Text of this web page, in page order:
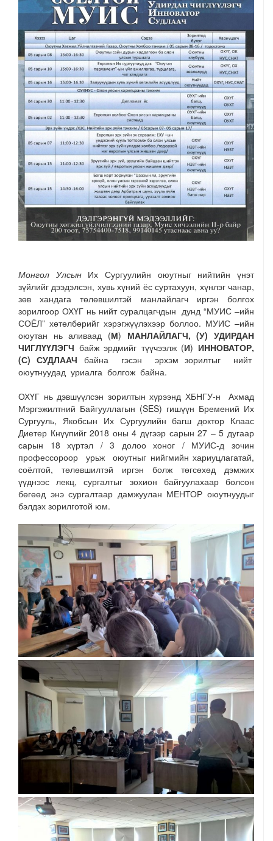
Монгол Улсын Их Сургуулийн оюутныг нийтийн үнэт
зүйлийг дээдэлсэн, хувь хүний ёс суртахуун, хүнлэг чанар,
зөв хандага төлөвшилтэй манлайлагч иргэн болгох
зорилгоор ОХҮГ нь нийт суралцагчдын дунд “МУИС –ийн
СОЁЛ” хөтөлбөрийг хэрэгжүүлэхээр боллоо. МУИС –ийн
оюутан нь аливаад (М) МАНЛАЙЛАГЧ,(У) УДИРДАН
ЧИГЛҮҮЛЭГЧ байж эрдмийг түүчээлж (И) ИННОВАТОР,
(С) СУДЛААЧ байна гэсэн эрхэм зорилтыг нийт
оюутнуудад уриалга болгож байна.
ОХҮГ нь дэвшүүлсэн зорилтын хүрээнд ХБНГУ-н Ахмад
Мэргэжилтний Байгууллагын (SES) гишүүн Бремений Их
Сургууль, Якобсын Их Сургуулийн багш доктор Клаас
Диетер Кнүүпийг 2018 оны 4 дүгээр сарын 27 – 5 дугаар
сарын 18 хүртэл / 3 долоо хоног / МУИС-д зочин
профессороор урьж оюутныг нийгмийн хариуцлагатай,
соёлтой, төлөвшилтэй иргэн болж төгсөхөд дэмжих
үүднээс лекц, сургалтыг зохион байгуулахаар болсон
бөгөөд энэ сургалтаар дамжуулан МЕНТОР оюутнуудыг
бэлдэх зорилготой юм.